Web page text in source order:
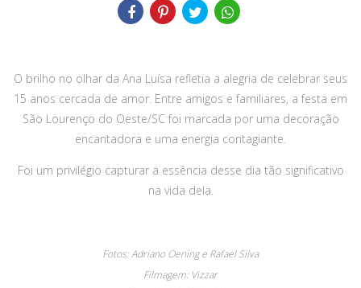
O brilho no olhar da Ana Luísa refletia a alegria de celebrar seus
15 anos cercada de amor. Entre amigos e familiares, a festa em
São Lourenço do Oeste/SC foi marcada por uma decoração
encantadora e uma energia contagiante.
Foi um privilégio capturar a essência desse dia tão significativo
na vida dela.
Fotos: Adriano Oening e Rafael Silva
Filmagem: Vizzar